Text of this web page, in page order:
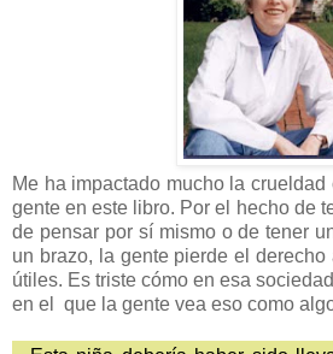
Me ha impactado mucho la
gente en este libro. Por el hecho de
de pensar por sí mismo o de tener
un brazo, la gente pierde el
útiles. Es triste cómo en esa
en el que la gente vea eso como